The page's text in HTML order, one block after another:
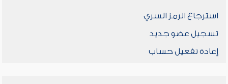
استرجاع الرمز السري
تسجيل عضو جديد
إعادة تفعيل حساب